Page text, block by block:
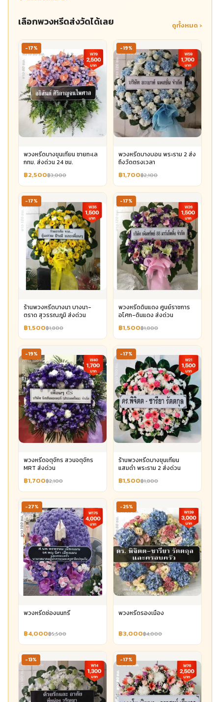
เลือกพวงหรีดส่งวัดได้เลย ดูทั้งหมด ›
-17%
พวงหรีดบางขุนเทียน ชายทะเล
กทม. ส่งด่วน 24 ชม.
฿2,500฿3,000
-19%
พวงหรีดบางบอน พระราม 2 ส่ง
ถึงวัดตรงเวลา
฿1,700฿2,100
-17%
ร้านพวงหรีดบางนา บางนา-
ตราด สุวรรณภูมิ ส่งด่วน
฿1,500฿1,800
-17%
พวงหรีดดินแดง ศูนย์ราชการ
อโศก-ดินแดง ส่งด่วน
฿1,500฿1,800
-19%
พวงหรีดจตุจักร สวนจตุจักร
MRT ส่งด่วน
฿1,700฿2,100
-17%
ร้านพวงหรีดบางขุนเทียน
แสมดำ พระราม 2 ส่งด่วน
฿1,500฿1,800
-27%
พวงหรีดช่องนนทรี
฿4,000฿5,500
-25%
พวงหรีดรองเมือง
฿3,000฿4,000
-13% -17%